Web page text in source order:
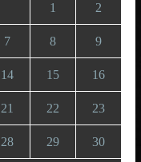
1 2
7 8 9
14 15 16
21 22 23
28 29 30